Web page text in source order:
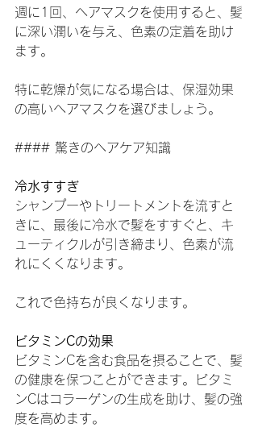
週に1回、ヘアマスクを使用すると、髪
に深い潤いを与え、色素の定着を助け
ます。
特に乾燥が気になる場合は、保湿効果
の高いヘアマスクを選びましょう。
#### 驚きのヘアケア知識
冷水すすぎ
シャンプーやトリートメントを流すと
きに、最後に冷水で髪をすすぐと、キ
ューティクルが引き締まり、色素が流
れにくくなります。
これで色持ちが良くなります。
ビタミンCの効果
ビタミンCを含む食品を摂ることで、髪
の健康を保つことができます。ビタミ
ンCはコラーゲンの生成を助け、髪の強
度を高めます。